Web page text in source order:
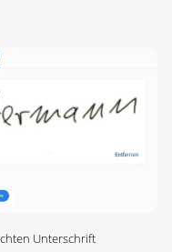
Unterschrift